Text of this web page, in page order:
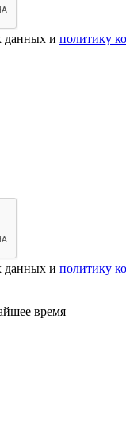
данных и политику
данных и политику
время